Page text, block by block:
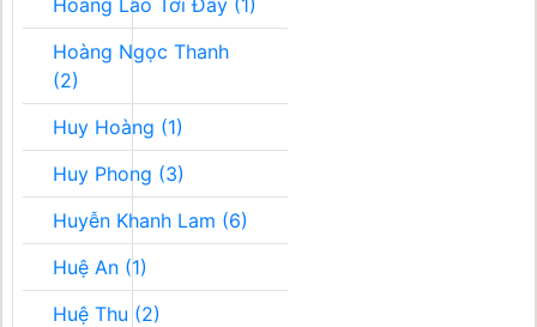
Hoàng Lão Tới Đây (1)
Hoàng Ngọc Thanh
(2)
Huy Hoàng (1)
Huy Phong (3)
Huyễn Khanh Lam (6)
Huệ An (1)
Huệ Thu (2)